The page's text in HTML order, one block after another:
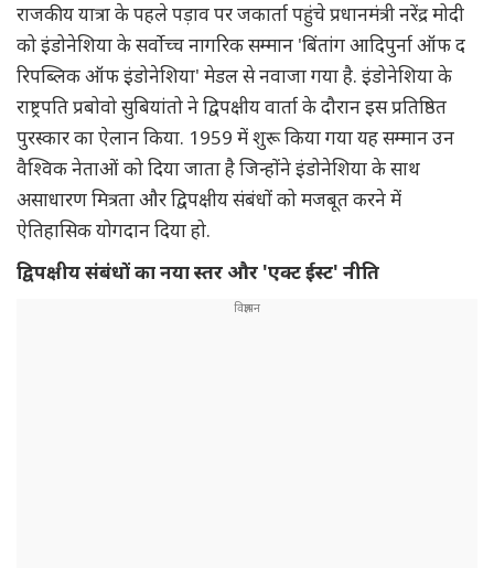
राजकीय यात्रा के पहले पड़ाव पर जकार्ता पहुंचे प्रधानमंत्री नरेंद्र मोदी
को इंडोनेशिया के सर्वोच्च नागरिक सम्मान 'बिंतांग आदिपुर्ना ऑफ द
रिपब्लिक ऑफ इंडोनेशिया' मेडल से नवाजा गया है. इंडोनेशिया के
राष्ट्रपति प्रबोवो सुबियांतो ने द्विपक्षीय वार्ता के दौरान इस प्रतिष्ठित
पुरस्कार का ऐलान किया. 1959 में शुरू किया गया यह सम्मान उन
वैश्विक नेताओं को दिया जाता है जिन्होंने इंडोनेशिया के साथ
असाधारण मित्रता और द्विपक्षीय संबंधों को मजबूत करने में
ऐतिहासिक योगदान दिया हो.
द्विपक्षीय संबंधों का नया स्तर और 'एक्ट ईस्ट' नीति